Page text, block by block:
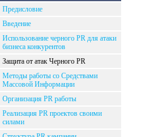
Предисловие
Введение
Использование черного PR для атаки
бизнеса конкурентов
Защита от атак Черного PR
Методы работы со Средствами
Массовой Информации
Организация PR работы
Реализация PR проектов своими
силами